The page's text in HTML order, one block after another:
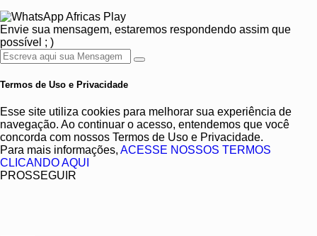
Africas Play
Envie sua mensagem, estaremos respondendo assim que
possível ; )
Termos de Uso e Privacidade
Esse site utiliza cookies para melhorar sua experiência de
navegação. Ao continuar o acesso, entendemos que você
concorda com nossos Termos de Uso e Privacidade.
Para mais informações, ACESSE NOSSOS TERMOS
CLICANDO AQUI
PROSSEGUIR